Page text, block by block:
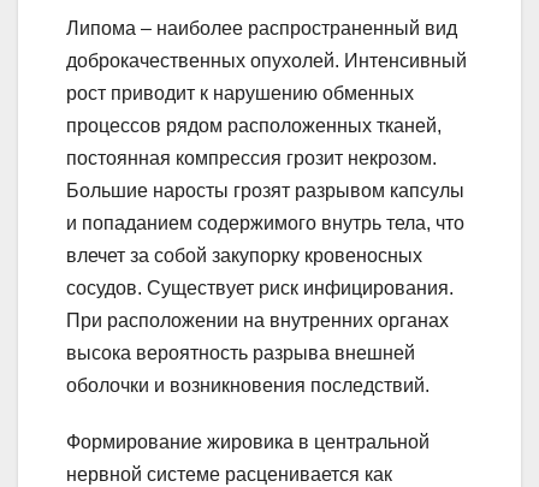
Липома – наиболее распространенный вид
доброкачественных опухолей. Интенсивный
рост приводит к нарушению обменных
процессов рядом расположенных тканей,
постоянная компрессия грозит некрозом.
Большие наросты грозят разрывом капсулы
и попаданием содержимого внутрь тела, что
влечет за собой закупорку кровеносных
сосудов. Существует риск инфицирования.
При расположении на внутренних органах
высока вероятность разрыва внешней
оболочки и возникновения последствий.
Формирование жировика в центральной
нервной системе расценивается как